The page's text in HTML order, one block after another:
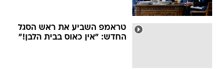
טראמפ השביע את ראש הסגל
החדש: "אין כאוס בבית הלבן!"